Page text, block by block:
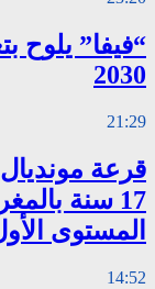
“فيفا” يلوح
2030
21:29
قرعة
17 سنة
المستوى
14:52